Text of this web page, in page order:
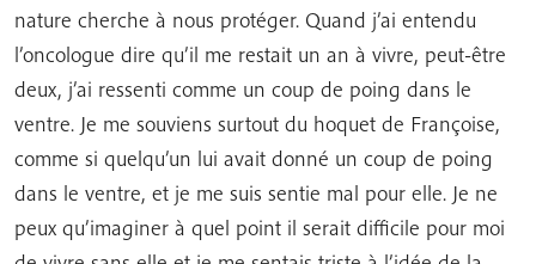
nature cherche à nous protéger. Quand j’ai entendu
l’oncologue dire qu’il me restait un an à vivre, peut-être
deux, j’ai ressenti comme un coup de poing dans le
ventre. Je me souviens surtout du hoquet de Françoise,
comme si quelqu’un lui avait donné un coup de poing
dans le ventre, et je me suis sentie mal pour elle. Je ne
peux qu’imaginer à quel point il serait difficile pour moi